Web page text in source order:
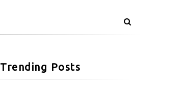
Trending Posts